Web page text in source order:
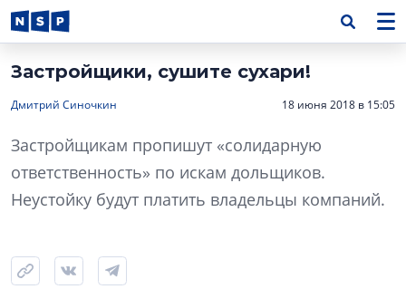
Застройщики, сушите сухари!
Дмитрий Синочкин 18 июня 2018 в 15:05
Застройщикам пропишут «солидарную
ответственность» по искам дольщиков.
Неустойку будут платить владельцы компаний.